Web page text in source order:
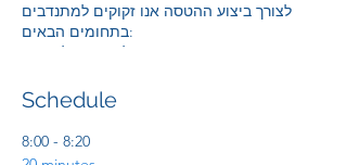
לצורך ביצוע ההטסה אנו זקוקים למתנדבים
בתחומים הבאים:
2. צוות קרקע - שיעזרו בניהול רחבת המטוסים,
השתתפות בהטסה כפופה לביצוע התדריכים
Schedule
8:00 - 8:20